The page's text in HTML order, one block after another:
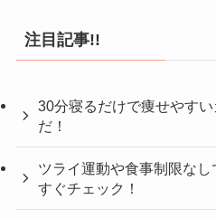
注目記事!!
30分寝るだけで痩せやす
だ！
ツライ運動や食事制限な
すぐチェック！